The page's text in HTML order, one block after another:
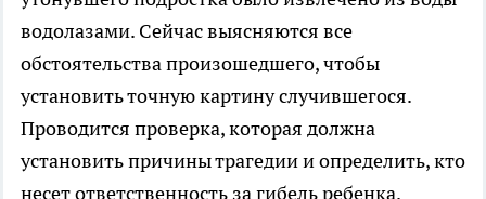
водолазами. Сейчас выясняются все
обстоятельства произошедшего, чтобы
установить точную картину случившегося.
Проводится проверка, которая должна
установить причины трагедии и определить, кто
несет ответственность за гибель ребенка.